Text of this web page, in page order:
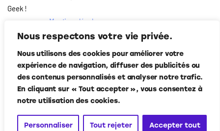
Nous respectons votre vie privée.
Nous utilisons des cookies pour améliorer votre
expérience de navigation, diffuser des publicités ou
des contenus personnalisés et analyser notre trafic.
En cliquant sur « Tout accepter », vous consentez à
notre utilisation des cookies.
Personnaliser Tout rejeter Accepter tout
Geek !
Mentions légales
Qui-sommes nous
Contact
Suivez-nous